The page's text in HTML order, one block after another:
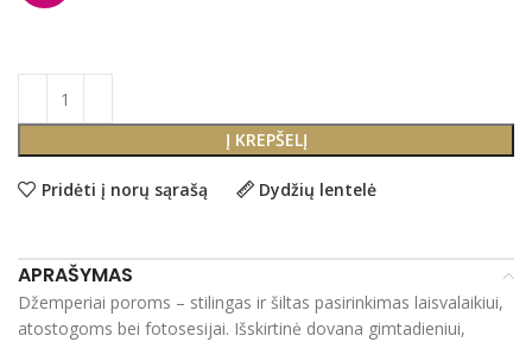
Į KREPŠELĮ
Pridėti į norų sąrašą Dydžių lentelė
APRAŠYMAS
Džemperiai poroms – stilingas ir šiltas pasirinkimas laisvalaikiui,
atostogoms bei fotosesijai. Išskirtinė dovana gimtadieniui,